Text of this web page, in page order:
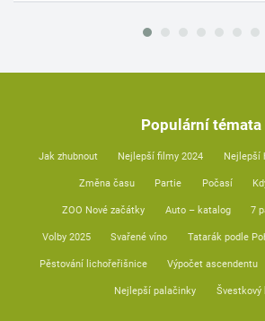
Populární témata
Jak zhubnout Nejlepší filmy 2024 Nejlepší
Změna času Partie Počasí
ZOO Nové začátky Auto – katalog 7
Volby 2025 Svařené víno Tatarák podle
Pěstování lichořeřišnice Výpočet ascendentu
Nejlepší palačinky Švestkový